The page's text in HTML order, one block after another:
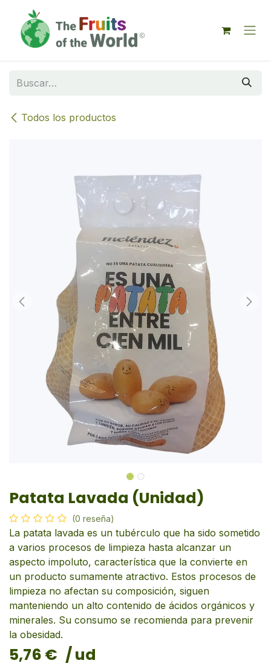
Todos los productos
Patata Lavada (Unidad)
(0 reseña)
La patata lavada es un tubérculo que ha sido sometido
a varios procesos de limpieza hasta alcanzar un
aspecto impoluto, característica que la convierte en
un producto sumamente atractivo. Estos procesos de
limpieza no afectan su composición, siguen
manteniendo un alto contenido de ácidos orgánicos y
minerales. Su consumo se recomienda para prevenir
la obesidad.
5,76 € / ud